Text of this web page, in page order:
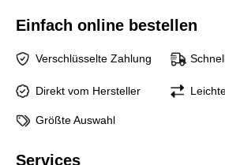
Einfach online bestellen
Verschlüsselte Zahlung
Direkt vom Hersteller
Größte Auswahl
Services